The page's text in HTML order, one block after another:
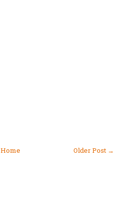
Older Post →
Home